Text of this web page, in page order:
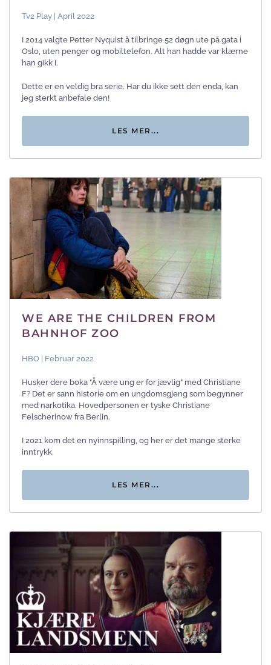
Tv2 Play | April 2022
I 2014 valgte Petter Nyquist å tilbringe 52 døgn ute på gata i
Oslo, uten penger og mobiltelefon. Alt han hadde var klærne
han gikk i.
Dette er en veldig bra serie. Har du ikke sett den enda, kan
jeg sterkt anbefale den!
LES MER...
WE ARE THE CHILDREN FROM
BAHNHOF ZOO
HBO | Februar 2022
Husker dere boka "Å være ung er for jævlig" med Christiane
F? Det er sann historie om en ungdomsgjeng som begynner
med narkotika. Hovedpersonen er tyske Christiane
Felscherinow fra Berlin.
I 2021 kom det en nyinnspilling, og her er det mange sterke
inntrykk.
LES MER...